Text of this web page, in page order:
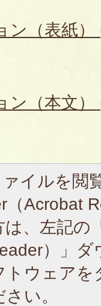
ン（表紙
ン（本文
イルを閲
（Acrobat
、左記の
）」
トウェア
い。